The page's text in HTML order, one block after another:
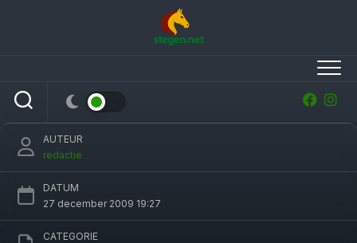
Mechelen
AUTEUR
redactie
DATUM
27 december 2009 19:27
CATEGORIE